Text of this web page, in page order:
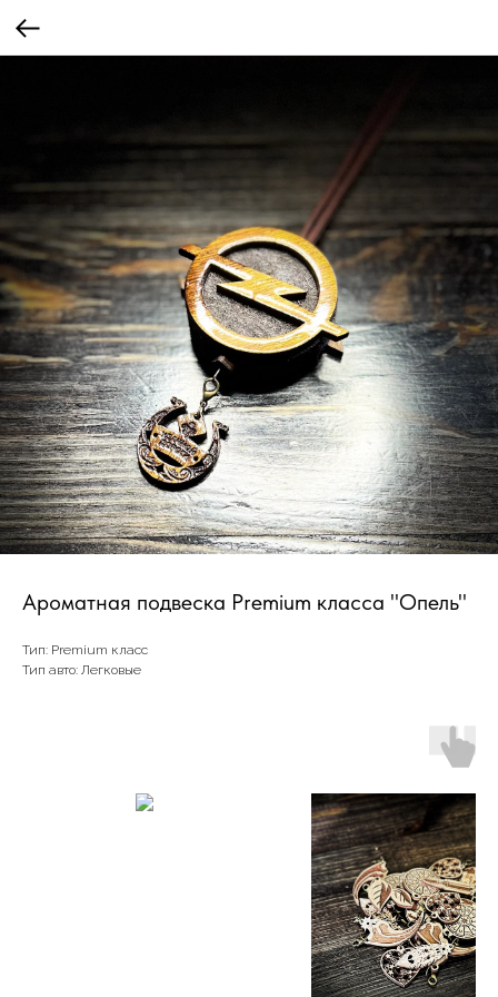
Ароматная подвеска Premium класса "Опель"
Тип: Premium класс
Тип авто: Легковые